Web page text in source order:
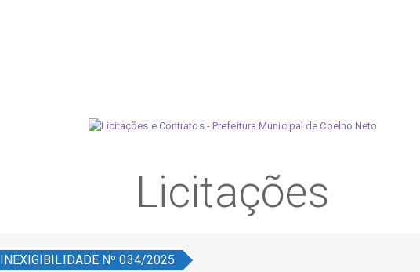
Licitações
INEXIGIBILIDADE Nº 034/2025